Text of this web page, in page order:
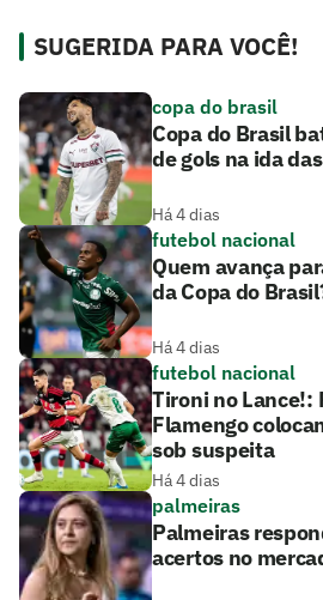
SUGERIDA PARA VOCÊ!
copa do brasil
Copa do Brasil
de gols na ida
Há 4 dias
futebol nacional
Quem avança
da Copa do
Há 4 dias
futebol nacional
Tironi no Lance!:
Flamengo
sob suspeita
Há 4 dias
palmeiras
Palmeiras
acertos no